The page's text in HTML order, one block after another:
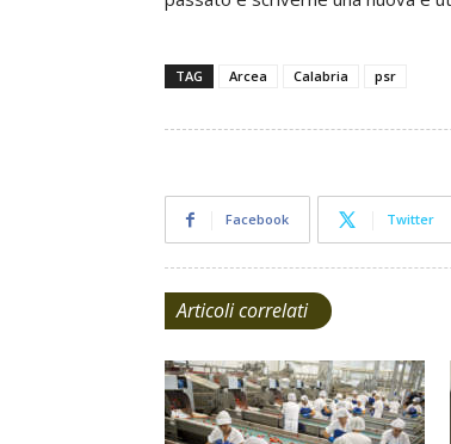
TAG Arcea Calabria psr
Facebook Twitter
Articoli correlati